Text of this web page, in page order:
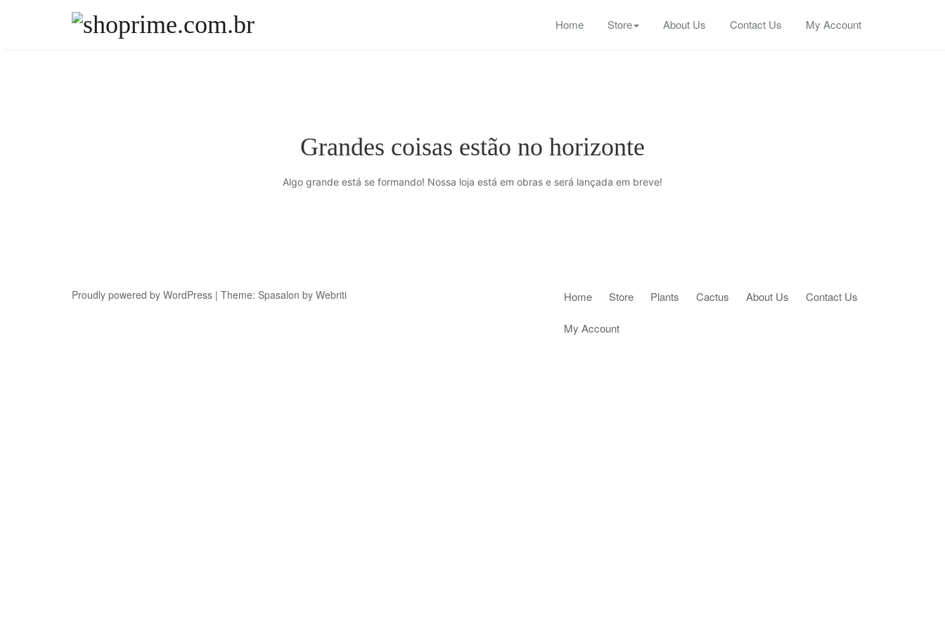
Home Store About Us Contact Us My Account
Grandes coisas estão no horizonte
Algo grande está se formando! Nossa loja está em obras e será lançada em breve!
Proudly powered by WordPress | Theme: Spasalon by Webriti Home Store Plants Cactus About Us Contact Us
My Account